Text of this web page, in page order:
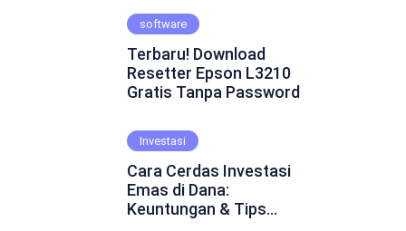
fenomena yang cukup
kontroversial dalam
hubungan asmara.
Beberapa orang
percaya bahwa
menyusui pacar dapat
emosional dan
menghadirkan
keintiman yang lebih
dalam. Namun, ada juga
yang skeptis dan
software
Terbaru! Download
Resetter Epson L3210
Gratis Tanpa Password
Investasi
Cara Cerdas Investasi
Emas di Dana:
Keuntungan & Tips